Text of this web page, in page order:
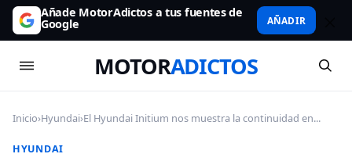
Añade MotorAdictos a tus fuentes de
Google AÑADIR
MOTORADICTOS
Inicio›Hyundai›El Hyundai Initium nos muestra la continuidad en...
HYUNDAI